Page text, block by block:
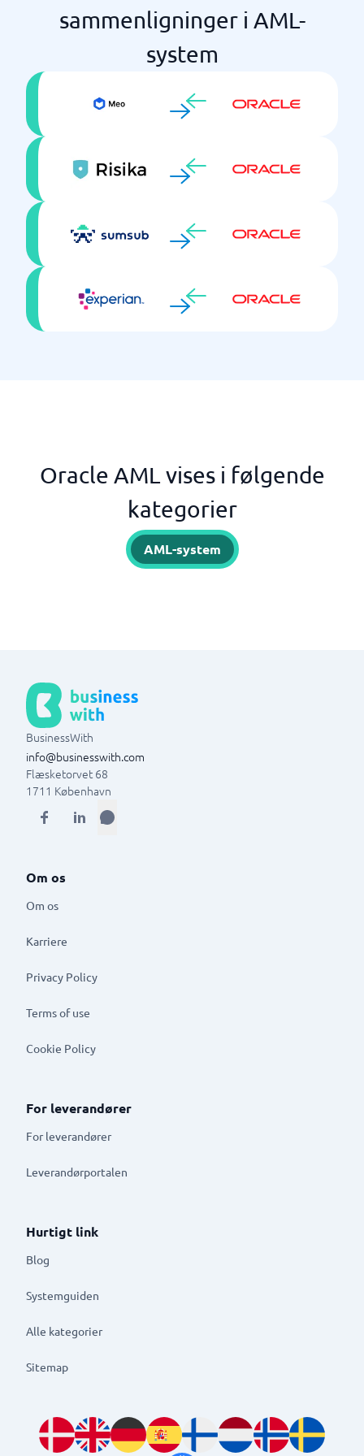
sammenligninger i AML-
system
Oracle AML vises i følgende
kategorier
AML-system
BusinessWith
info@businesswith.com
Flæsketorvet 68
1711 København
Om os
Om os
Karriere
Privacy Policy
Terms of use
Cookie Policy
For leverandører
For leverandører
Leverandørportalen
Hurtigt link
Blog
Systemguiden
Alle kategorier
Sitemap